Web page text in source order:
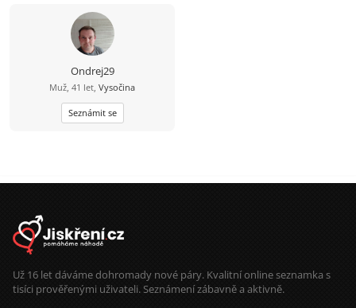
Ondrej29
Muž, 41 let, Vysočina
Seznámit se
Už 16 let dáváme dohromady nové páry. Kvalitní online seznamka s
tisíci prověřenými uživateli. Seznámení zábavně a aktivně.